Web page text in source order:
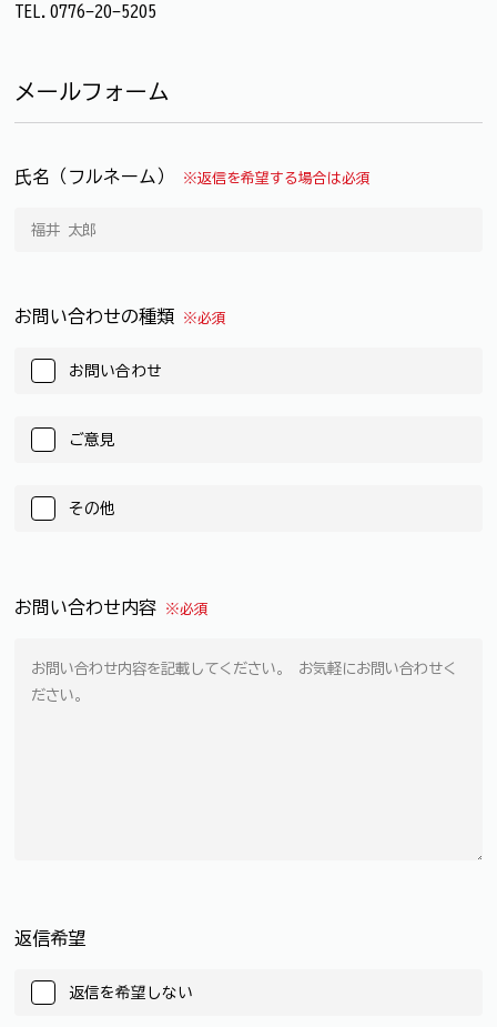
TEL.0776-20-5205
メールフォーム
氏名（フルネーム） ※返信を希望する場合は必須
お問い合わせの種類 ※必須
お問い合わせ
ご意見
その他
お問い合わせ内容 ※必須
返信希望
返信を希望しない